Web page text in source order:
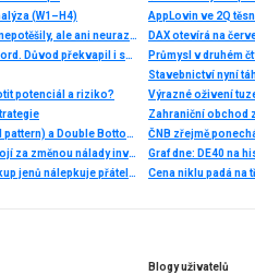
(W1–H4)
Akciová analýza: Výsledky McDonald’s nepotěšily, ale ani neurazily. Jakou vizi společnost prezentovala?
Akcie Microsoftu zlomily 26 let starý rekord. Důvod překvapil i samotné investory
potenciál a riziko?
Jak obchodovat formace Double Top (M pattern) a Double Bottom (W pattern)
NASDAQ po silném růstu koriguje. Co stojí za změnou nálady investorů?
INVESTIČNÍ GLOSA: Trump americký nákup jenů nálepkuje přátelstvím. Pravda je jinde
Stavebnictví nyní
Zahraniční obchod
Cena niklu padá na
Blogy uživatelů